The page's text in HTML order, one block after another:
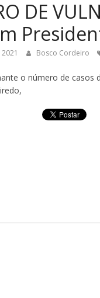
DE
Bosco Cordeiro
o número de casos